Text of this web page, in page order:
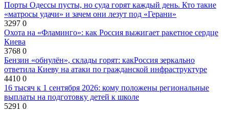
Порты Одессы пусты, но суда горят каждый день. Кто такие
«матросы удачи» и зачем они лезут под «Герани»
3297 0
Охота на «Фламинго»: как Россия выжигает ракетное сердце
Киева
3768 0
Бензин «обнулён», склады горят: какРоссия зеркально
ответила Киеву на атаки по гражданской инфраструктуре
4410 0
16 тысяч к 1 сентября 2026: кому положены региональные
выплаты на подготовку детей к школе
5291 0